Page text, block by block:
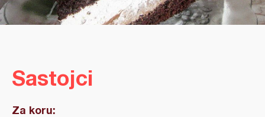
Sastojci
Za koru: